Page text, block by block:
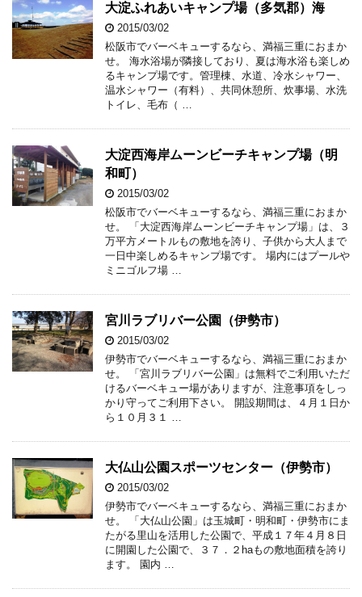
大淀ふれあいキャンプ場（多気郡）海
2015/03/02
松阪市でバーベキューするなら、満福三重におまか
せ。 海水浴場が隣接しており、夏は海水浴も楽しめ
るキャンプ場です。管理棟、水道、冷水シャワー、
温水シャワー（有料）、共同休憩所、炊事場、水洗
トイレ、毛布（ …
大淀西海岸ムーンビーチキャンプ場（明
和町）
2015/03/02
松阪市でバーベキューするなら、満福三重におまか
せ。 「大淀西海岸ムーンビーチキャンプ場」は、３
万平方メートルもの敷地を誇り、子供から大人まで
一日中楽しめるキャンプ場です。 場内にはプールや
ミニゴルフ場 …
宮川ラブリバー公園（伊勢市）
2015/03/02
伊勢市でバーベキューするなら、満福三重におまか
せ。 「宮川ラブリバー公園」は無料でご利用いただ
けるバーベキュー場がありますが、注意事項をしっ
かり守ってご利用下さい。 開設期間は、４月１日か
ら１０月３１ …
大仏山公園スポーツセンター（伊勢市）
2015/03/02
伊勢市でバーベキューするなら、満福三重におまか
せ。 「大仏山公園」は玉城町・明和町・伊勢市にま
たがる里山を活用した公園で、平成１７年４月８日
に開園した公園で、３７．２haもの敷地面積を誇り
ます。 園内 …